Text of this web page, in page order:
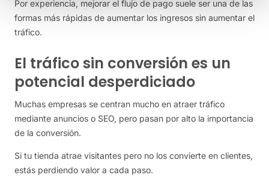
Por experiencia, mejorar el flujo de pago suele ser una de las
formas más rápidas de aumentar los ingresos sin aumentar el
tráfico.
El tráfico sin conversión es un
potencial desperdiciado
Muchas empresas se centran mucho en atraer tráfico
mediante anuncios o SEO, pero pasan por alto la importancia
de la conversión.
Si tu tienda atrae visitantes pero no los convierte en clientes,
estás perdiendo valor a cada paso.